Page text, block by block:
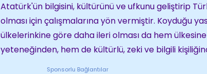
Atatürk'ün bilgisini, kültürünü ve ufkunu geliştirip
olması için çalışmalarına yön vermiştir. Koyduğu
ülkelerinkine göre daha ileri olması da hem
yeteneğinden, hem de kültürlü, zeki ve bilgili
Sponsorlu Bağlantılar